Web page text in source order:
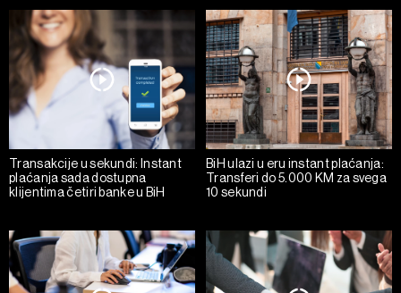
Transakcije u sekundi: Instant
plaćanja sada dostupna
klijentima četiri banke u BiH
BiH ulazi u eru instant plaćanja:
Transferi do 5.000 KM za svega
10 sekundi